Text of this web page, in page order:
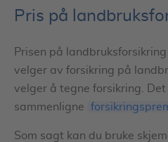
Pris på
Prisen på
velger av forsikring på
velger å tegne forsikring.
sammenligne
Som sagt kan du bruke